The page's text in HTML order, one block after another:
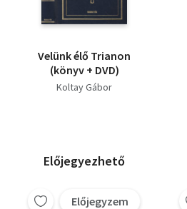
Velünk élő Trianon
(könyv + DVD)
Koltay Gábor
Előjegyezhető
Előjegyzem